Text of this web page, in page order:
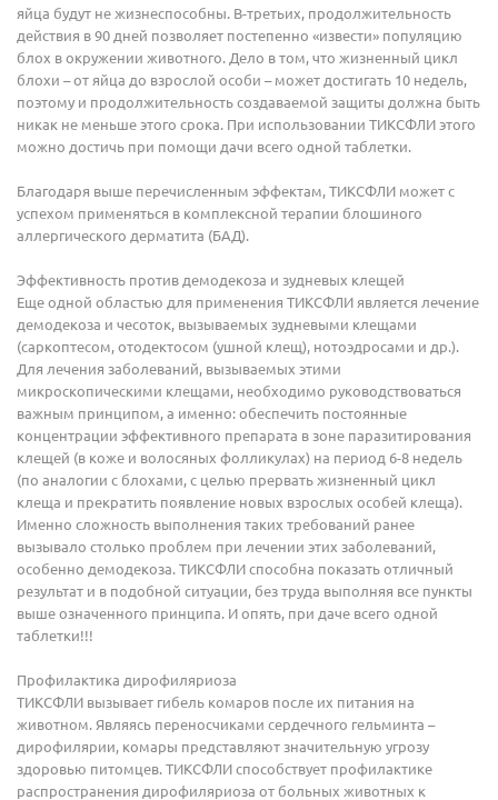
яйца будут не жизнеспособны. В-третьих, продолжительность
действия в 90 дней позволяет постепенно «извести» популяцию
блох в окружении животного. Дело в том, что жизненный цикл
блохи – от яйца до взрослой особи – может достигать 10 недель,
поэтому и продолжительность создаваемой защиты должна быть
никак не меньше этого срока. При использовании ТИКСФЛИ этого
можно достичь при помощи дачи всего одной таблетки.
Благодаря выше перечисленным эффектам, ТИКСФЛИ может с
успехом применяться в комплексной терапии блошиного
аллергического дерматита (БАД).
Эффективность против демодекоза и зудневых клещей
Еще одной областью для применения ТИКСФЛИ является лечение
демодекоза и чесоток, вызываемых зудневыми клещами
(саркоптесом, отодектосом (ушной клещ), нотоэдросами и др.).
Для лечения заболеваний, вызываемых этими
микроскопическими клещами, необходимо руководствоваться
важным принципом, а именно: обеспечить постоянные
концентрации эффективного препарата в зоне паразитирования
клещей (в коже и волосяных фолликулах) на период 6-8 недель
(по аналогии с блохами, с целью прервать жизненный цикл
клеща и прекратить появление новых взрослых особей клеща).
Именно сложность выполнения таких требований ранее
вызывало столько проблем при лечении этих заболеваний,
особенно демодекоза. ТИКСФЛИ способна показать отличный
результат и в подобной ситуации, без труда выполняя все пункты
выше означенного принципа. И опять, при даче всего одной
таблетки!!!
Профилактика дирофиляриоза
ТИКСФЛИ вызывает гибель комаров после их питания на
животном. Являясь переносчиками сердечного гельминта –
дирофилярии, комары представляют значительную угрозу
здоровью питомцев. ТИКСФЛИ способствует профилактике
распространения дирофиляриоза от больных животных к